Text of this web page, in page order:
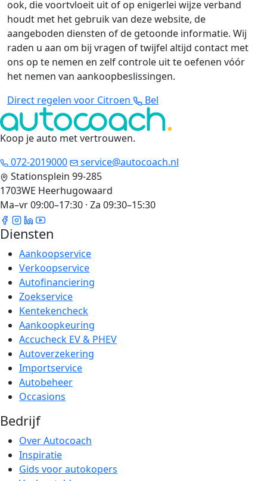
ook, die voortvloeit uit of op enigerlei wijze verband
houdt met het gebruik van deze website, de
aangeboden diensten of de getoonde informatie. Wij
raden u aan om bij vragen of twijfel altijd contact met
ons op te nemen en zelf controle uit te oefenen vóór
het nemen van aankoopbeslissingen.
Direct regelen voor Citroen
Bel
Koop je auto met vertrouwen.
072-2019000
service@autocoach.nl
Stationsplein 99-285
1703WE Heerhugowaard
Ma–vr 09:00–17:30 · Za 09:30–15:30
Diensten
Aankoopservice
Verkoopservice
Autofinanciering
Zoekservice
Kentekencheck
Aankoopkeuring
Accucheck EV & PHEV
Autoverzekering
Importservice
Autobeheer
Occasions
Bedrijf
Over Autocoach
Inspiratie
Gids voor autokopers